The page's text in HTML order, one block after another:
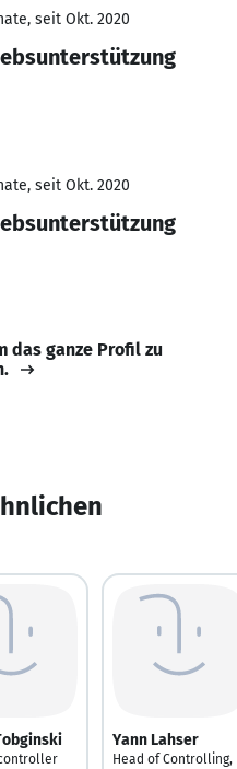
seit Okt. 2020
seit Okt. 2020
das ganze Profil zu
Yann Lahser
Head of Controlling,